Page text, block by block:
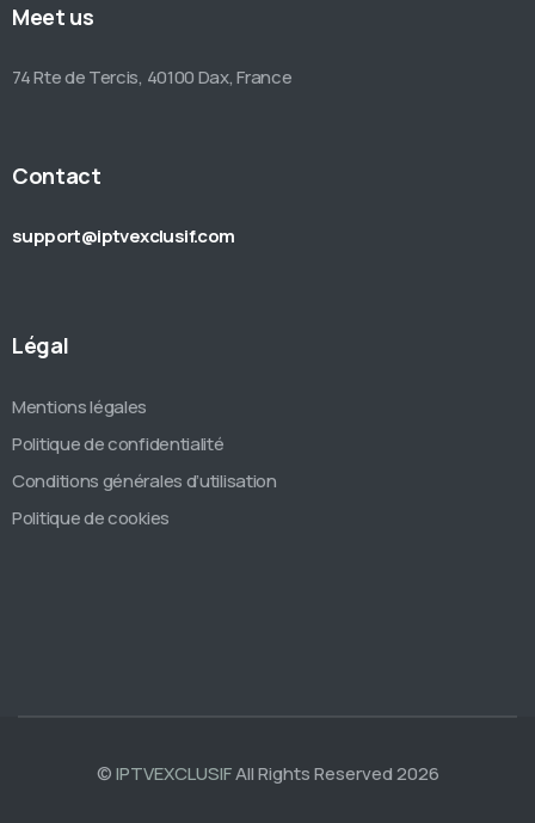
Meet us
74 Rte de Tercis, 40100 Dax, France
Contact
support@iptvexclusif.com
Légal
Mentions légales
Politique de confidentialité
Conditions générales d’utilisation
Politique de cookies
©IPTVEXCLUSIFAll Rights Reserved 2026